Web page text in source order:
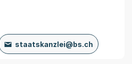
staatskanzlei@bs.ch